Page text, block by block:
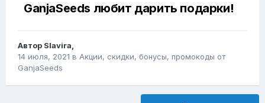
GanjaSeeds любит дарить подарки!
Автор Slavira,
14 июля, 2021 в Акции, скидки, бонусы, промокоды от
GanjaSeeds